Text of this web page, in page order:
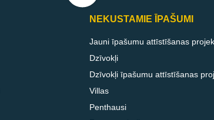
NEKUSTAMIE ĪPAŠUMI
Jauni īpašumu attīstīšanas
Dzīvokļi
Dzīvokļi īpašumu attīstīšanas
Villas
Penthausi